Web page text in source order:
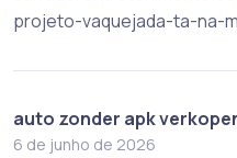
projeto-vaquejada-ta-na-
auto zonder apk
6 de junho de 2026